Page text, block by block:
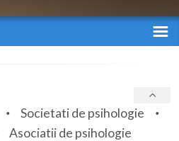
Societati de psihologie
Asociatii de psihologie